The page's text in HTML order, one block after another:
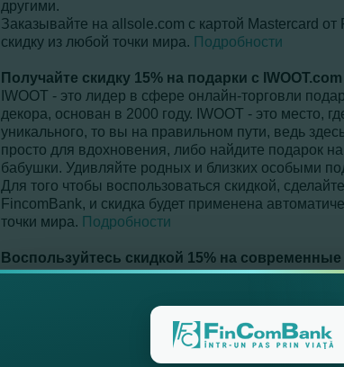
другими.
Заказывайте на allsole.com с картой Mastercard
скидку из любой точки мира. Подробности
Получайте скидку 15% на подарки с IWOOT.com
IWOOT - это лидер в сфере онлайн-торговли
декора, основан в 2000 году. IWOOT - это место,
уникального, то вы на правильном пути, ведь
просто для вдохновения, либо найдите подарок
бабушки. Удивляйте родных и близких особыми
Для того чтобы воспользоваться скидкой,
FincomBank, и скидка будет применена
точки мира. Подробности
Воспользуйтесь скидкой 15% на
YOOX ― это площадка эксклюзивных вещей от
Net-A-Porter. Итальянский интернет-магазин
известных премиальных брендов. Это
индивидуальность через предметы одежды,